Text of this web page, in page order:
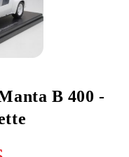
B 400 -